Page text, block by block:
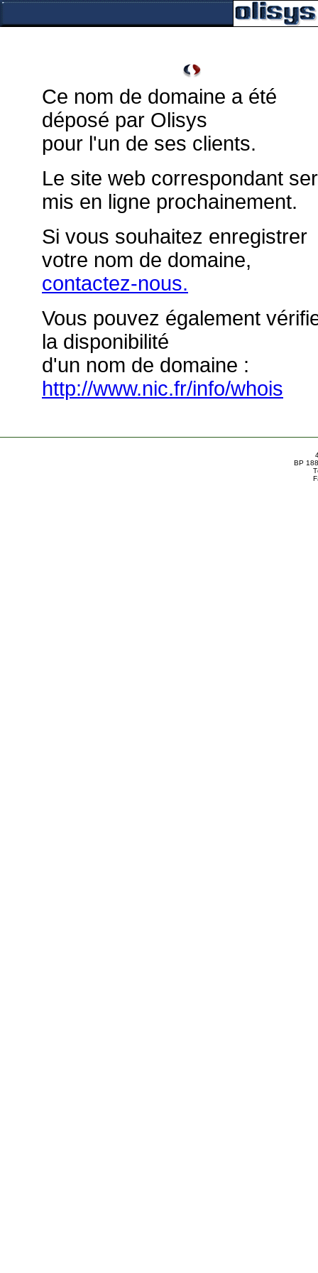
Ce nom de domaine a été
déposé par Olisys
pour l'un de ses clients.
Le site web correspondant
mis en ligne prochainement.
Si vous souhaitez enregistrer
votre nom de domaine,
contactez-nous.
Vous pouvez également
la disponibilité
d'un nom de domaine :
http://www.nic.fr/info/whois
BP